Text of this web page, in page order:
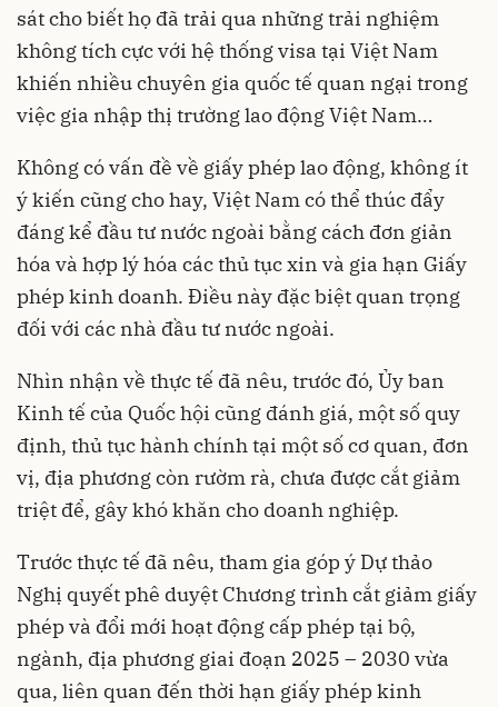
sát cho biết họ đã trải qua những trải nghiệm
không tích cực với hệ thống visa tại Việt Nam
khiến nhiều chuyên gia quốc tế quan ngại trong
việc gia nhập thị trường lao động Việt Nam…
Không có vấn đề về giấy phép lao động, không ít
ý kiến cũng cho hay, Việt Nam có thể thúc đẩy
đáng kể đầu tư nước ngoài bằng cách đơn giản
hóa và hợp lý hóa các thủ tục xin và gia hạn Giấy
phép kinh doanh. Điều này đặc biệt quan trọng
đối với các nhà đầu tư nước ngoài.
Nhìn nhận về thực tế đã nêu, trước đó, Ủy ban
Kinh tế của Quốc hội cũng đánh giá, một số quy
định, thủ tục hành chính tại một số cơ quan, đơn
vị, địa phương còn rườm rà, chưa được cắt giảm
triệt để, gây khó khăn cho doanh nghiệp.
Trước thực tế đã nêu, tham gia góp ý Dự thảo
Nghị quyết phê duyệt Chương trình cắt giảm giấy
phép và đổi mới hoạt động cấp phép tại bộ,
ngành, địa phương giai đoạn 2025 – 2030 vừa
qua, liên quan đến thời hạn giấy phép kinh